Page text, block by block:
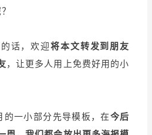
话，欢迎将本文转发到朋友
，让更多人用上免费好用的小
一小部分先导模板，在今后